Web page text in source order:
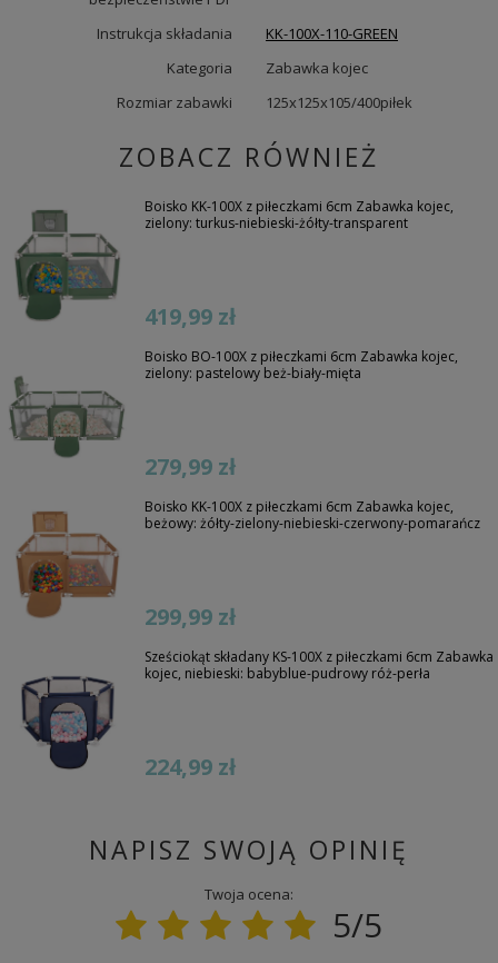
Instrukcja składania
KK-100X-110-GREEN
Kategoria
Zabawka kojec
Rozmiar zabawki
125x125x105/400piłek
ZOBACZ RÓWNIEŻ
Boisko KK-100X z piłeczkami 6cm Zabawka kojec,
zielony: turkus-niebieski-żółty-transparent
419,99 zł
Boisko BO-100X z piłeczkami 6cm Zabawka kojec,
zielony: pastelowy beż-biały-mięta
279,99 zł
Boisko KK-100X z piłeczkami 6cm Zabawka kojec,
beżowy: żółty-zielony-niebieski-czerwony-pomarańcz
299,99 zł
Sześciokąt składany KS-100X z piłeczkami 6cm Zabawka
kojec, niebieski: babyblue-pudrowy róż-perła
224,99 zł
NAPISZ SWOJĄ OPINIĘ
Twoja ocena:
5/5